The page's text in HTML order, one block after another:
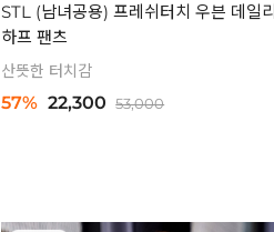
STL (남녀공용) 프레쉬터치 우븐 데일리
하프 팬츠
산뜻한 터치감
57% 22,300 53,000